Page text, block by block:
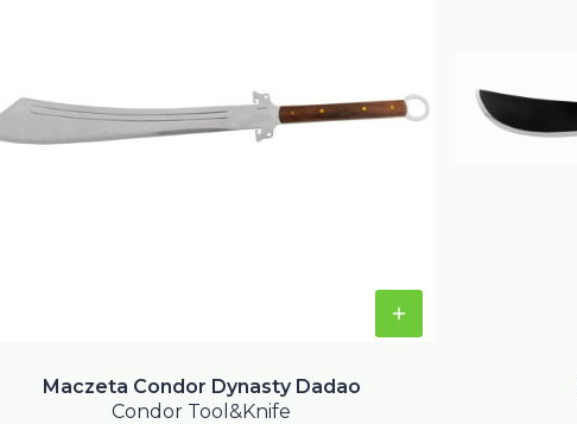
Maczeta Condor Dynasty Dadao
Condor Tool&Knife